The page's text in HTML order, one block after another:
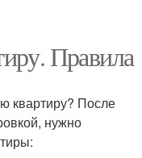
Правила
квартиру? После
нужно